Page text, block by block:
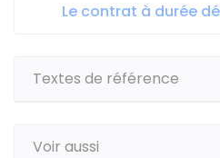
Le contrat à durée
Textes de référence
Voir aussi